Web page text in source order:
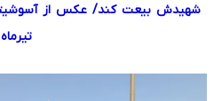
تیرماه